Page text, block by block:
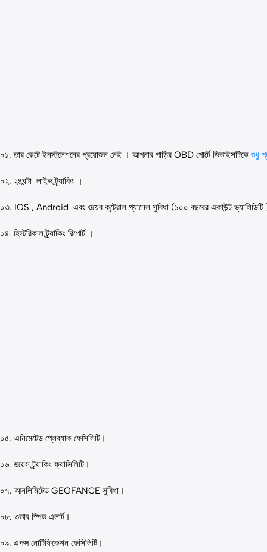
০১. তার কেটে ইনস্টলেশনের প্রয়োজন নেই । আপনার গাড়ির OBD পোর্টে ডিভাইসটিকে শুধু
০২. ২৪ঘন্টা লাইভ ট্র্যাকিং ।
০৩. IOS , Android এবং ওয়েব কন্ট্রোল প্যানেল সুবিধা (১০০ বছরের একাউন্ট ভ্যালিডিটি
০৪. হিস্টরিকাল ট্র্যাকিং রিপোর্ট ।
০৫. এনিমেটেড প্লেব্যাক ফেসিলিটি।
০৬. ভয়েস ট্র্যাকিং ফ্যাসিলিটি।
০৭. আনলিমিটেড GEOFANCE সুবিধা ।
০৮. ওভার স্পিড এলার্ট।
০৯. এপপ্স নোটিফিকেশন ফেসিলিটি।